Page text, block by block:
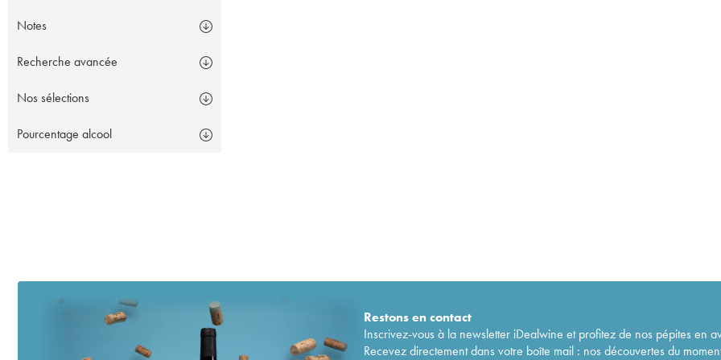
Notes
Recherche avancée
Nos sélections
Pourcentage alcool
Restons encontact
Inscrivez-vous à la newsletter iDealwine et profitez de nos pépites en
Recevez directement dans votre boîte mail : nos découvertes du